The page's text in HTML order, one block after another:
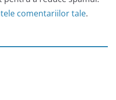
comentariilor tale.